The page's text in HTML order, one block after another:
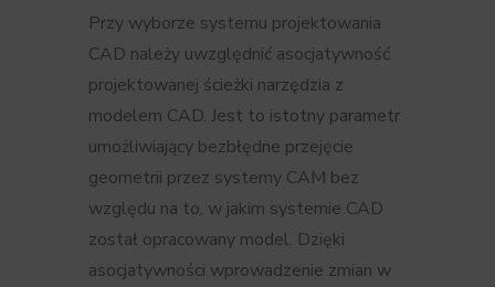
Przy wyborze systemu projektowania
CAD należy uwzględnić asocjatywność
projektowanej ścieżki narzędzia z
modelem CAD. Jest to istotny parametr
umożliwiający bezbłędne przejęcie
geometrii przez systemy CAM bez
względu na to, w jakim systemie CAD
został opracowany model. Dzięki
asocjatywności wprowadzenie zmian w